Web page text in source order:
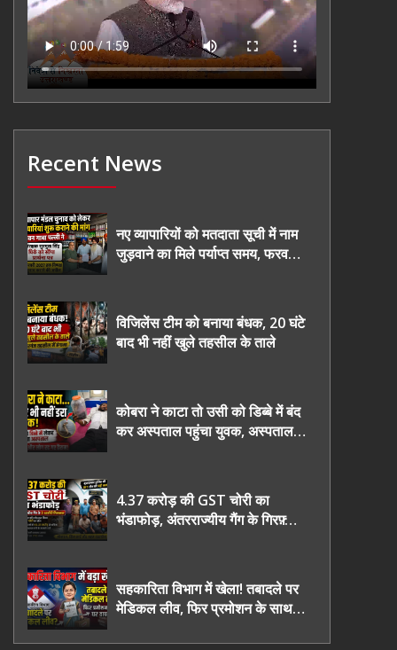
Recent News
नए व्यापारियों को मतदाता सूची में नाम
जुड़वाने का मिले पर्याप्त समय, फरवरी
विजिलेंस टीम को बनाया बंधक, 20 घंटे
बाद भी नहीं खुले तहसील के ताले
कोबरा ने काटा तो उसी को डिब्बे में बंद
कर अस्पताल पहुंचा युवक, अस्पताल में
4.37 करोड़ की GST चोरी का
भंडाफोड़, अंतरराज्यीय गैंग के गिरफ़्तार
सहकारिता विभाग में खेला! तबादले पर
मेडिकल लीव, फिर प्रमोशन के साथ